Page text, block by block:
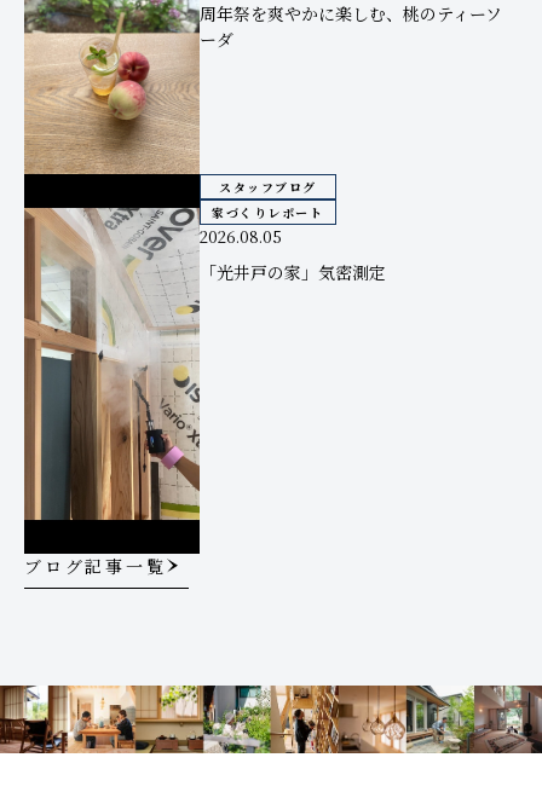
ブログ記事一覧
周年祭を爽やかに楽しむ、桃のティーソ
ーダ
スタッフブログ
家づくりレポート
2026.08.05
「光井戸の家」気密測定